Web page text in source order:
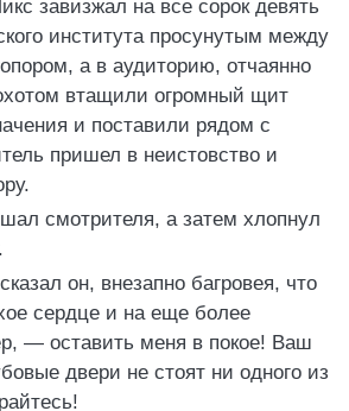
завизжал на все сорок девять
института просунутым между
а в аудиторию, отчаянно
втащили огромный щит
и поставили рядом с
пришел в неистовство и
смотрителя, а затем хлопнул
он, внезапно багровея, что
сердце и на еще более
— оставить меня в покое! Ваш
двери не стоят ни одного из